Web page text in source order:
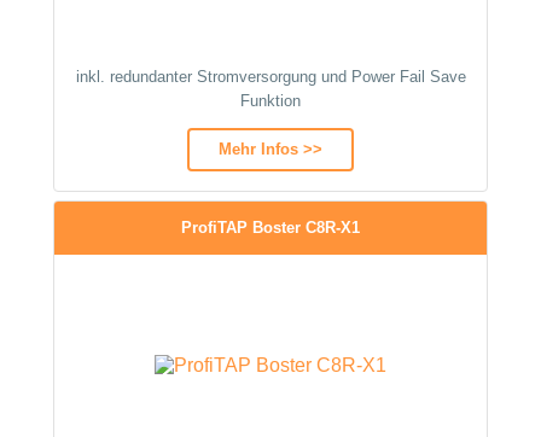
inkl. redundanter Stromversorgung und Power Fail Save
Funktion
Mehr Infos >>
ProfiTAP Boster C8R-X1